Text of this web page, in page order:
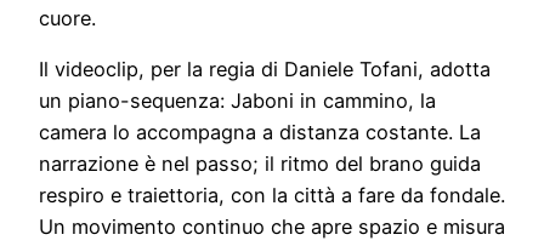
cuore.
Il videoclip, per la regia di Daniele Tofani, adotta
un piano-sequenza: Jaboni in cammino, la
camera lo accompagna a distanza costante. La
narrazione è nel passo; il ritmo del brano guida
respiro e traiettoria, con la città a fare da fondale.
Un movimento continuo che apre spazio e misura